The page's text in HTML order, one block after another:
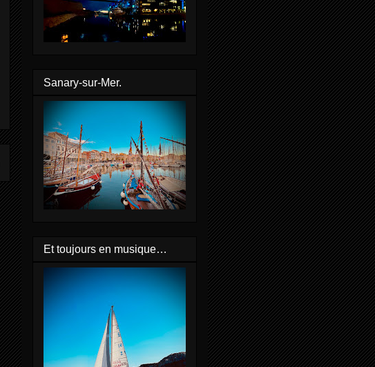
Sanary-sur-Mer.
Et toujours en musique…